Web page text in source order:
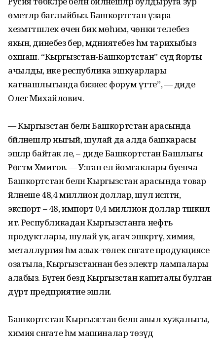
өметләр баглыйбыз. Башкортстан үзара
хезмәттәшлек өчен бик мөһим, чөнки телебез
якын, динебез бер, мәдәниятебез һәм тарихыбыз
охшаш. “Кыргызстан-Башкортстан” сәүдә йорты
ачылды, ике республика эшкуарлары
катнашлыгында бизнес форум үтте”, — диде
Олег Михайлович.
— Кыргызстан белән Башкортстан арасында
бәйләнешләр ныгый, шулай да алда башкарасы
эшләр байтак әле, – диде Башкортстан Башлыгы
Рөстәм Хәмитов. — Узган ел йомгаклары буенча
Башкортстан белән Кыргызстан арасында товар
әйләнеше 48,4 миллион доллар, шул исәптән,
экспорт – 48, импорт 0,4 миллион доллар тәшкил
итә. Республикадан Кыргызстанга нефть
продуктлары, шулай ук, агач эшкәртү, химия,
металлургия һәм азык-төлек сәнәгате продукциясе
озатыла, Кыргызстаннан без электр лампалары
алабыз. Бүген бездә Кыргызстан капиталы булган
дүрт предприятие эшли.
Башкортстан Кыргызстан белән авыл хуҗалыгы,
химия сәнәгате һәм машиналар төзүдә